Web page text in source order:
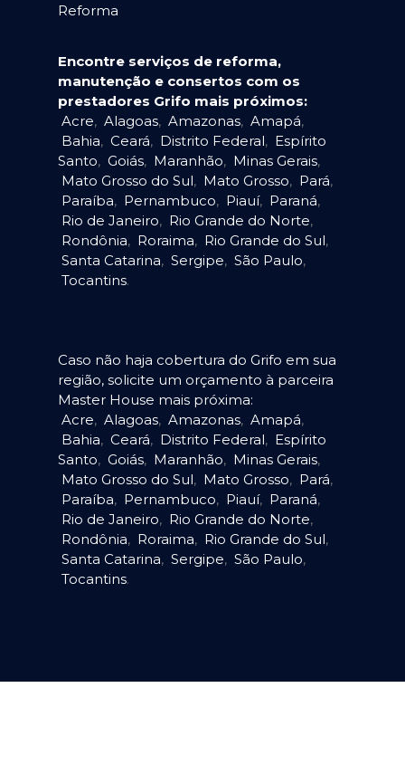
Reforma
Encontre serviços de reforma,
manutenção e consertos com os
prestadores Grifo mais próximos:
Acre, Alagoas, Amazonas, Amapá,
Bahia, Ceará, Distrito Federal, Espírito
Santo, Goiás, Maranhão, Minas Gerais,
Mato Grosso do Sul, Mato Grosso, Pará,
Paraíba, Pernambuco, Piauí, Paraná,
Rio de Janeiro, Rio Grande do Norte,
Rondônia, Roraima, Rio Grande do Sul,
Santa Catarina, Sergipe, São Paulo,
Tocantins.
Caso não haja cobertura do Grifo em sua
região, solicite um orçamento à parceira
Master House mais próxima:
Acre, Alagoas, Amazonas, Amapá,
Bahia, Ceará, Distrito Federal, Espírito
Santo, Goiás, Maranhão, Minas Gerais,
Mato Grosso do Sul, Mato Grosso, Pará,
Paraíba, Pernambuco, Piauí, Paraná,
Rio de Janeiro, Rio Grande do Norte,
Rondônia, Roraima, Rio Grande do Sul,
Santa Catarina, Sergipe, São Paulo,
Tocantins.